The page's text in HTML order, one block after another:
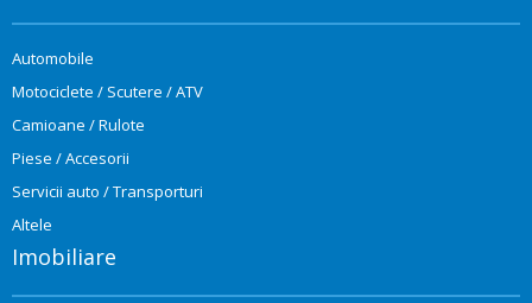
Automobile
Motociclete / Scutere / ATV
Camioane / Rulote
Piese / Accesorii
Servicii auto / Transporturi
Altele
Imobiliare